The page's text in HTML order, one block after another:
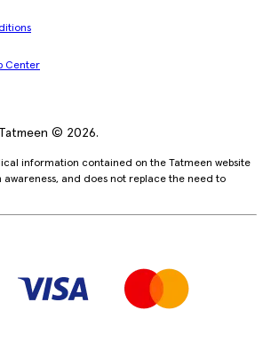
Center
© 2026.
information contained on the Tatmeen website
awareness, and does not replace the need to